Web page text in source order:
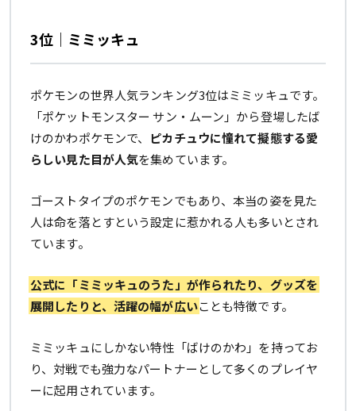
3位｜ミミッキュ
ポケモンの世界人気ランキング3位はミミッキュです。
「ポケットモンスター サン・ムーン」から登場したば
けのかわポケモンで、 ピカチュウに憧れて擬態する愛
らしい見た目が人気を集めています。
ゴーストタイプのポケモンでもあり、本当の姿を見た
人は命を落とすという設定に惹かれる人も多いとされ
ています。
公式に「ミミッキュのうた」が作られたり、グッズを
展開したりと、活躍の幅が広いことも特徴です。
ミミッキュにしかない特性「ばけのかわ」を持ってお
り、対戦でも強力なパートナーとして多くのプレイヤ
ーに起用されています。